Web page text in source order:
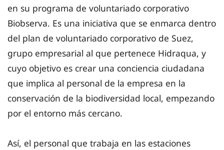
en su programa de voluntariado corporativo
Biobserva. Es una iniciativa que se enmarca dentro
del plan de voluntariado corporativo de Suez,
grupo empresarial al que pertenece Hidraqua, y
cuyo objetivo es crear una conciencia ciudadana
que implica al personal de la empresa en la
conservación de la biodiversidad local, empezando
por el entorno más cercano.
Así, el personal que trabaja en las estaciones